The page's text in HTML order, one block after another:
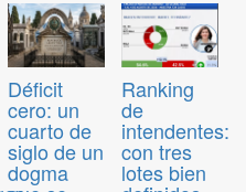
Déficit
cero: un
cuarto de
siglo de un
dogma
Ranking
de
intendentes:
con tres
lotes bien